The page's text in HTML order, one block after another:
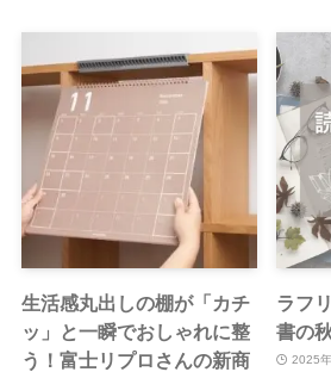
生活感丸出しの棚が「カチ
ッ」と一瞬でおしゃれに整
う！富士リプロさんの新商
ラフ
書の
2025